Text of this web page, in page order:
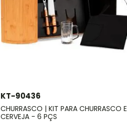
KT-90436
CHURRASCO | KIT PARA CHURRASCO E
CERVEJA - 6 PÇS